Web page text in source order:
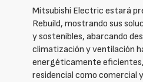
Mitsubishi Electric estará
Rebuild, mostrando sus
y sostenibles, abarcando
climatización y ventilación
energéticamente
residencial como comercial